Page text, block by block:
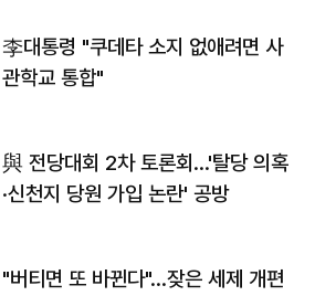
李대통령 "쿠데타 소지 없애려면 사
관학교 통합"
與 전당대회 2차 토론회…'탈당 의혹
·신천지 당원 가입 논란' 공방
"버티면 또 바뀐다"…잦은 세제 개편